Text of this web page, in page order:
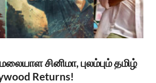
சினிமா, புலம்பும் தமிழ்
Returns!